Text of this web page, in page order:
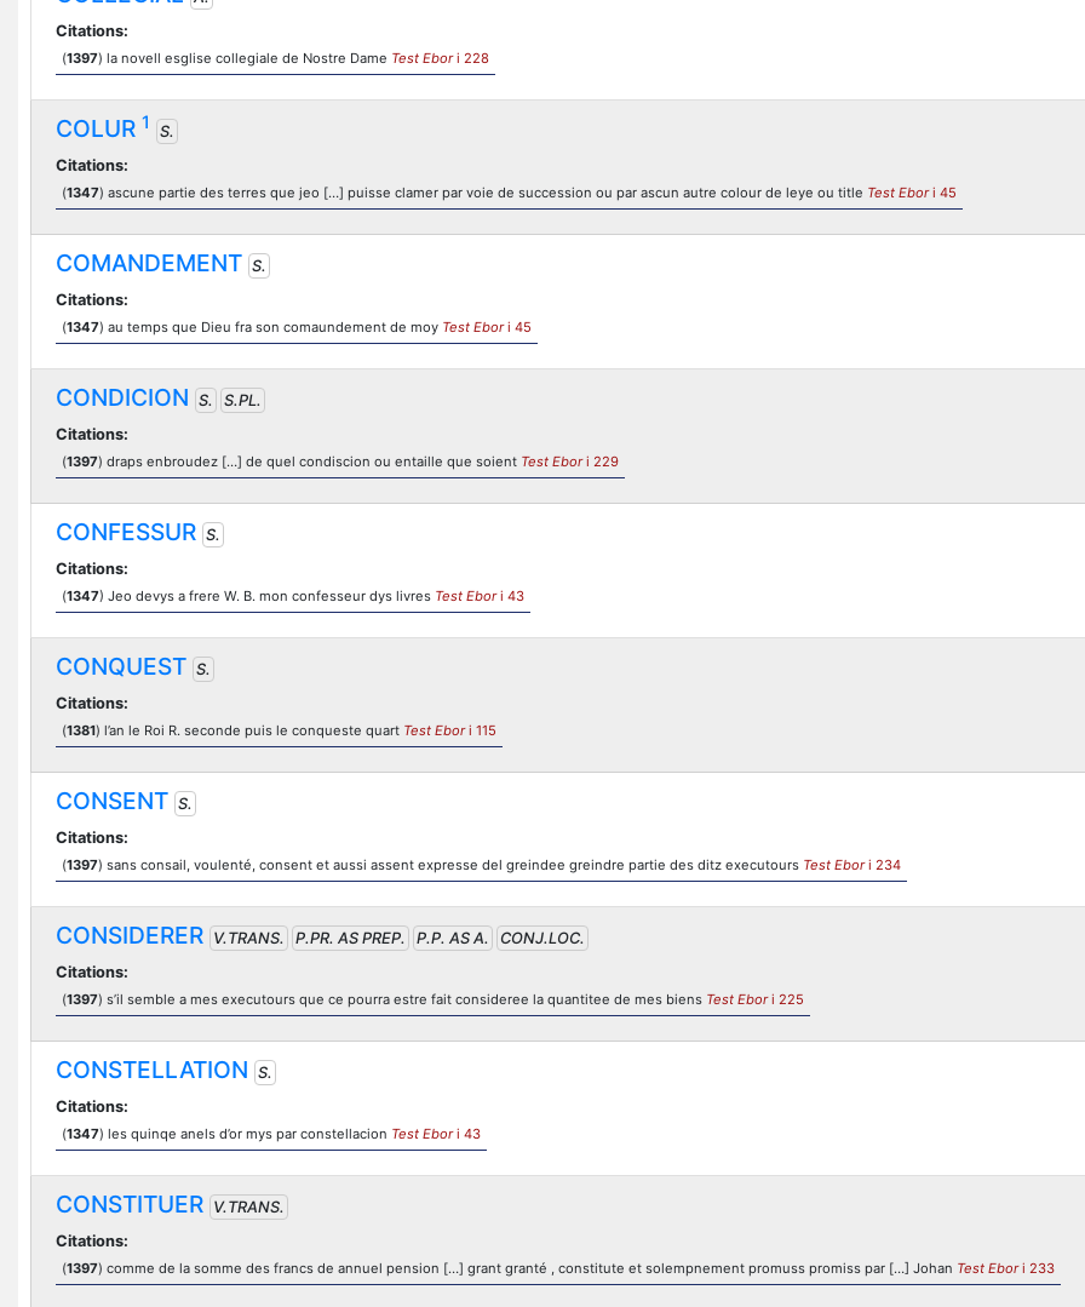
Citations:
(1397) la novell esglise collegiale de Nostre Dame Test Ebori 228
COLUR 1
S.
Citations:
(1347) ascune partie des terres que jeo […] puisse clamer par voie de succession ou par ascun autre colour de leye ou title Test Ebori 45
COMANDEMENT S.
Citations:
(1347) au temps que Dieu fra son comaundement de moy Test Ebori 45
CONDICION S.
S.PL.
Citations:
(1397) draps enbroudez […] de quel condiscion ou entaille que soient Test Ebori 229
CONFESSUR S.
Citations:
(1347) Jeo devys a frere W. B. mon confesseur dys livres Test Ebori 43
CONQUEST S.
Citations:
(1381) l’an le Roi R. seconde puis le conqueste quart Test Ebori 115
CONSENT S.
Citations:
(1397) sans consail, voulenté, consent et aussi assent expresse del greindee greindre partie des ditz executours Test Ebori 234
CONSIDERER V.TRANS. P.PR. AS PREP. P.P. AS A.
CONJ.LOC.
Citations:
(1397) s’il semble a mes executours que ce pourra estre fait consideree la quantitee de mes biens Test Ebori 225
CONSTELLATION S.
Citations:
(1347) les quinqe anels d’or mys par constellacion Test Ebori 43
CONSTITUER V.TRANS.
Citations:
(1397) comme de la somme des francs de annuel pension […] grant granté , constitute et solempnement promuss promiss par […] Johan Test Ebori 233